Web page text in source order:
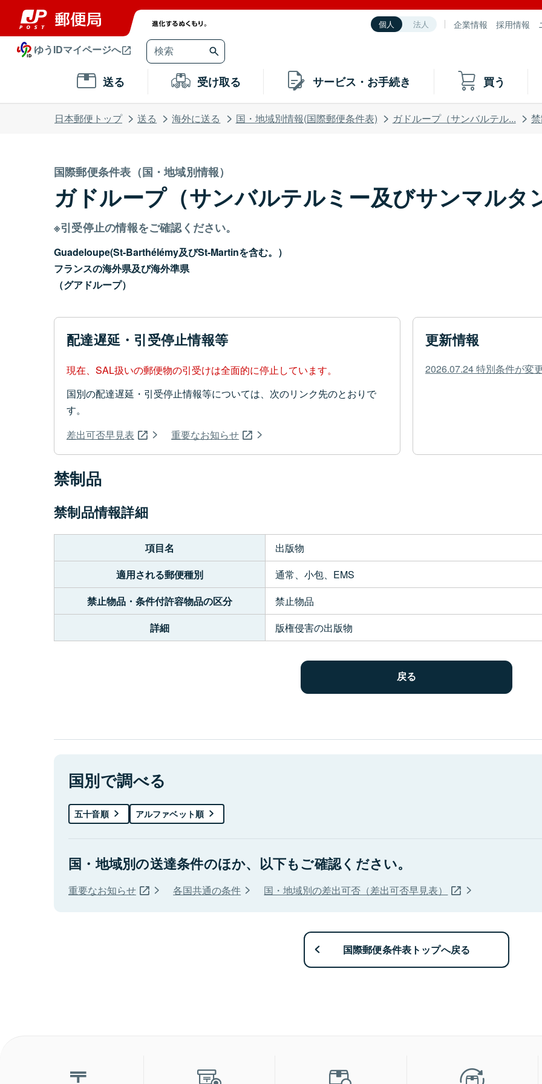
個人 法人 企業情報 採用情報
ゆうIDマイページへ
送る 受け取る サービス・お手続き 買う
日本郵便トップ 送る 海外に送る 国・地域別情報(国際郵便条件表) ガドループ（サンバルテル...
国際郵便条件表（国・地域別情報）
ガドループ（サンバルテルミー及びサンマルタ
※引受停止の情報をご確認ください。
Guadeloupe(St-Barthélémy及びSt-Martinを含む。）
フランスの海外県及び海外準県
（グアドループ）
配達遅延・引受停止情報等
現在、SAL扱いの郵便物の引受けは全面的に停止しています。
国別の配達遅延・引受停止情報等については、次のリンク先のとおりで
す。
差出可否早見表
重要なお知らせ
更新情報
2026.07.24 特別条件が変
禁制品
禁制品情報詳細
項目名
出版物
適用される郵便種別
通常、小包、EMS
禁止物品・条件付許容物品の区分
禁止物品
詳細
版権侵害の出版物
国別で調べる
五十音順 アルファベット順
国・地域別の送達条件のほか、以下もご確認ください。
重要なお知らせ 各国共通の条件 国・地域別の差出可否（差出可否早見表）
国際郵便条件表トップへ戻る